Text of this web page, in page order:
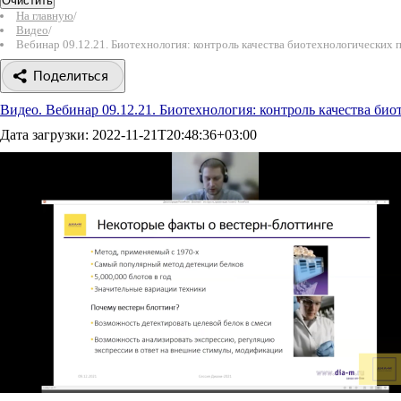
На главную/
Видео/
Вебинар 09.12.21. Биотехнология: контроль качества биотехнологических
Поделиться
Видео. Вебинар 09.12.21. Биотехнология: контроль качества
Дата загрузки: 2022-11-21T20:48:36+03:00